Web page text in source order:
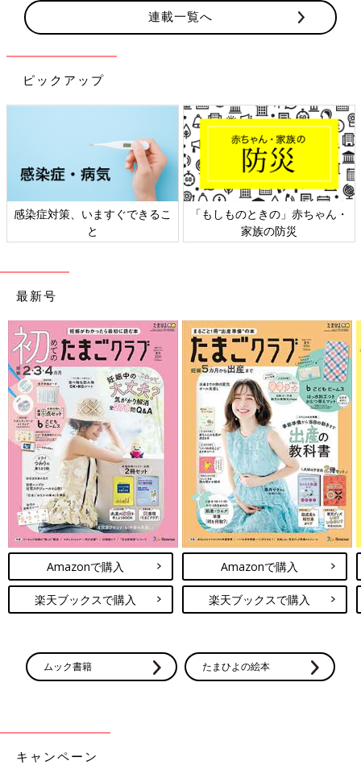
連載一覧へ
ピックアップ
感染症対策、いますぐできるこ
と
「もしものときの」赤ちゃん・
家族の防災
最新号
Amazonで購入
楽天ブックスで購入
Amazonで購入
楽天ブックスで購入
ムック書籍 たまひよの絵本
キャンペーン